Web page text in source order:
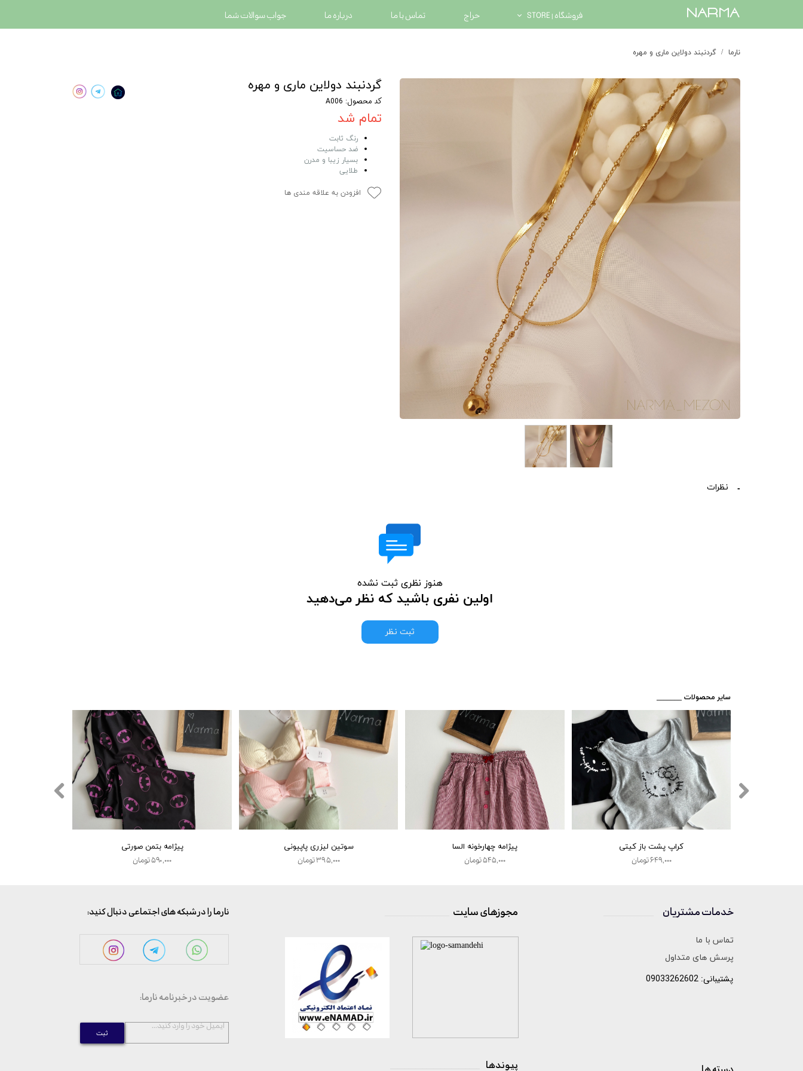
​narma فروشگاه | STORE حراج تماس با ما درباره ما جواب سوالات شما
نارما گردنبند دولاین ماری و مهره
گردنبند دولاین ماری و مهره
کد محصول: A006
تمام شد
رنگ ثابت
ضد حساسیت
بسیار زیبا و مدرن
طلایی
افزودن به علاقه مندی ها
نظرات
هنوز نظری ثبت نشده
اولین نفری باشید که نظر می‌دهید
ثبت نظر
پیژامه بتمن صورتی
۵۹۰,۰۰۰ تومان
سوتین لیزری پاپیونی
۳۹۵,۰۰۰ تومان
پیژامه چهارخونه السا
۵۴۵,۰۰۰ تومان
کراپ پشت باز کیتی
۶۴۹,۰۰۰ تومان
​_______ سایر محصولات
خدمات مشتریان
تماس با ما
پرسش های متداول
پشتیبانی: 09033262602
:نارما را در شبکه های اجتماعی دنبال کنید مجوزهای سایت
:عضویت در خبرنامه نارما
ثبت
...ایمیل خود را وارد کنید
پیوندها _________________________